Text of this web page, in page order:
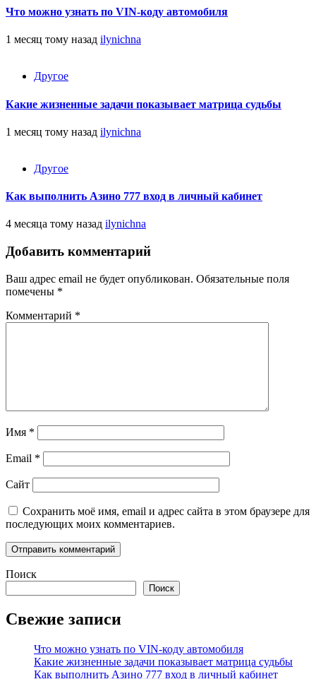
Что можно узнать по VIN-коду автомобиля
1 месяц тому назад ilynichna
Другое
Какие жизненные задачи показывает матрица судьбы
1 месяц тому назад ilynichna
Другое
Как выполнить Азино 777 вход в личный кабинет
4 месяца тому назад ilynichna
Добавить комментарий
Ваш адрес email не будет опубликован. Обязательные поля
помечены *
Комментарий *
Имя *
Email *
Сайт
Сохранить моё имя, email и адрес сайта в этом браузере для
последующих моих комментариев.
Поиск
Поиск
Свежие записи
Что можно узнать по VIN-коду автомобиля
Какие жизненные задачи показывает матрица судьбы
Как выполнить Азино 777 вход в личный кабинет